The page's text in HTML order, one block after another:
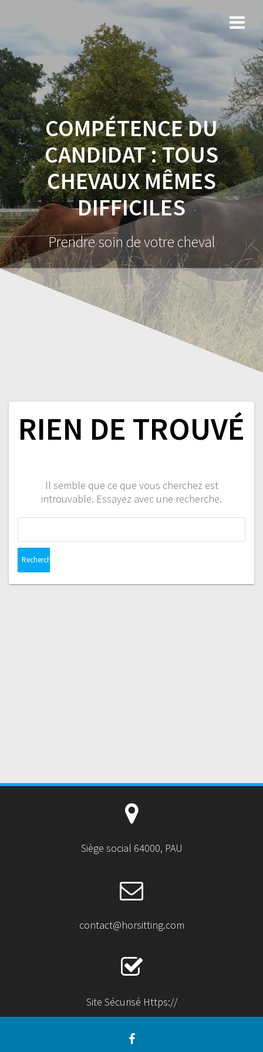
COMPÉTENCE DU
CANDIDAT :TOUS
CHEVAUX MÊMES
DIFFICILES
Prendre soin de votre cheval
RIEN DE TROUVÉ
Il semble que ce que vous cherchez est
introuvable. Essayez avec une recherche.
Siège social 64000, PAU
contact@horsitting.com
Site Sécurisé Https://